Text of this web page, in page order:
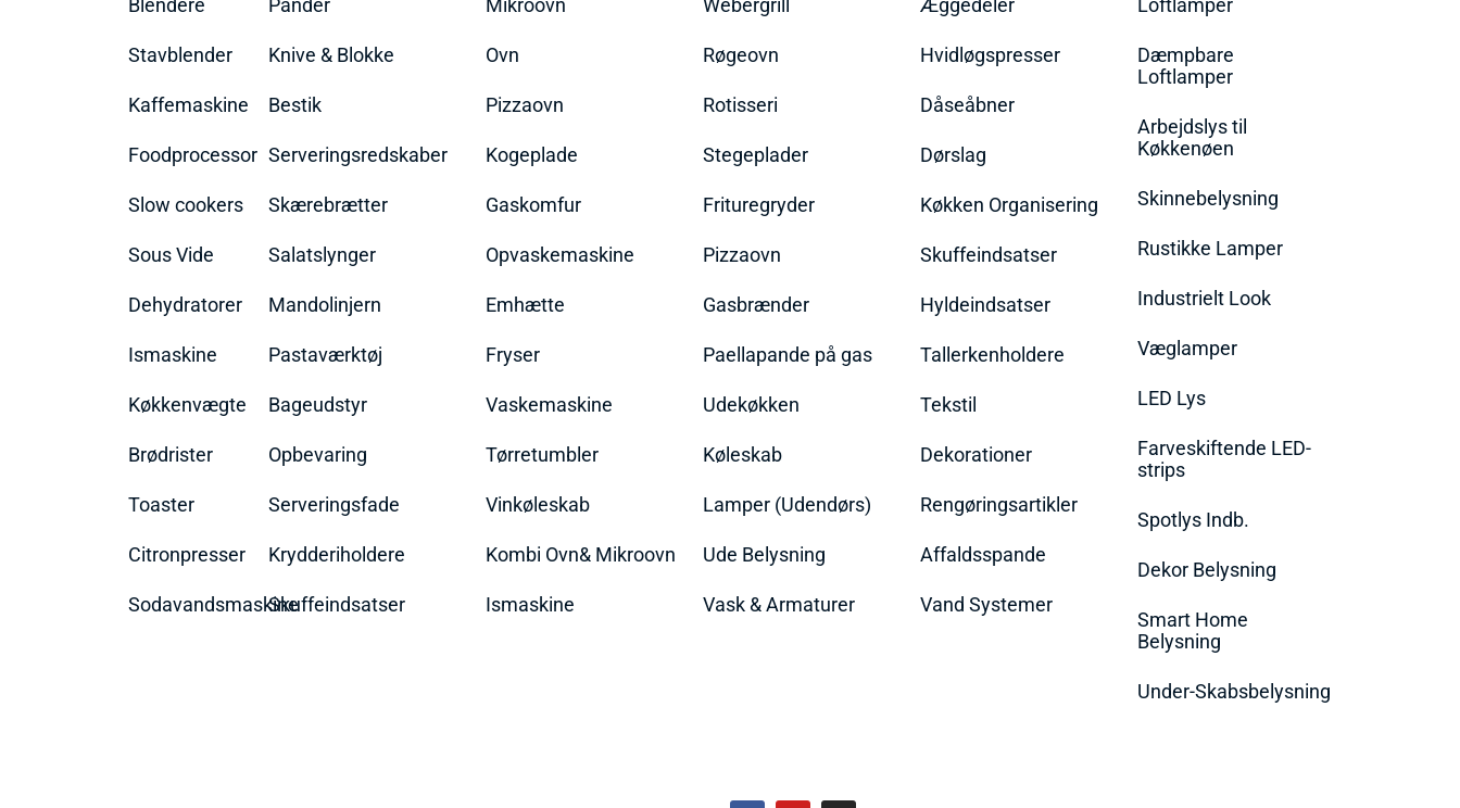
Blendere
Stavblender
Kaffemaskine
Foodprocessor
Slow cookers
Sous Vide
Dehydratorer
Ismaskine
Køkkenvægte
Brødrister
Toaster
Citronpresser
Sodavandsmaskine
Pander
Knive & Blokke
Bestik
Serveringsredskaber
Skærebrætter
Salatslynger
Mandolinjern
Pastaværktøj
Bageudstyr
Opbevaring
Serveringsfade
Krydderiholdere
Skuffeindsatser
Mikroovn
Ovn
Pizzaovn
Kogeplade
Gaskomfur
Opvaskemaskine
Emhætte
Fryser
Vaskemaskine
Tørretumbler
Vinkøleskab
Kombi Ovn& Mikroovn
Ismaskine
Webergrill
Røgeovn
Rotisseri
Stegeplader
Frituregryder
Pizzaovn
Gasbrænder
Paellapande på gas
Udekøkken
Køleskab
Lamper (Udendørs)
Ude Belysning
Vask & Armaturer
Æggedeler
Hvidløgspresser
Dåseåbner
Dørslag
Køkken Organisering
Skuffeindsatser
Hyldeindsatser
Tallerkenholdere
Tekstil
Dekorationer
Rengøringsartikler
Affaldsspande
Vand Systemer
Loftlamper
Dæmpbare
Loftlamper
Arbejdslys til
Køkkenøen
Skinnebelysning
Rustikke Lamper
Industrielt Look
Væglamper
LED Lys
Farveskiftende LED-
strips
Spotlys Indb.
Dekor Belysning
Smart Home
Belysning
Under-Skabsbelysning